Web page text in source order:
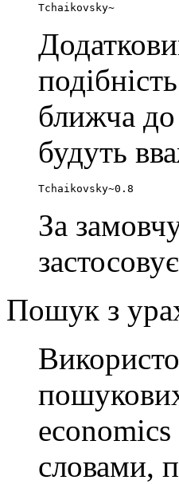
Tchaikovsky~
ближча
будуть
Tchaikovsky~0.8
За
Пошук з
economics
словами,